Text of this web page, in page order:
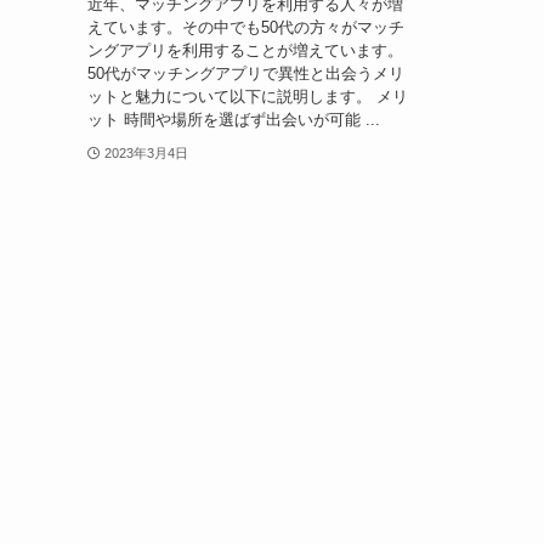
近年、マッチングアプリを利用する人々が増
えています。その中でも50代の方々がマッチ
ングアプリを利用することが増えています。
50代がマッチングアプリで異性と出会うメリ
ットと魅力について以下に説明します。 メリ
ット 時間や場所を選ばず出会いが可能 ...
2023年3月4日